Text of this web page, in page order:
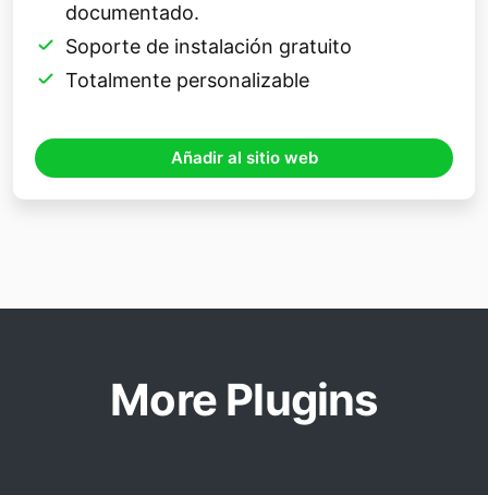
documentado.
Soporte de instalación gratuito
Totalmente personalizable
Añadir al sitio web
More Plugins